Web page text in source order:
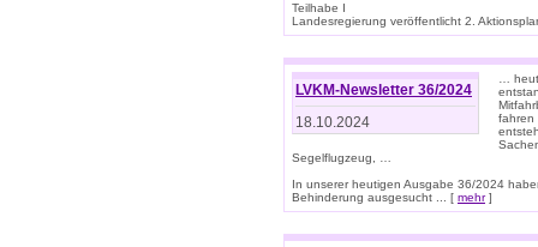
Teilhabe I
Landesregierung veröffentlicht 2.
LVKM-Newsletter 36/2024
18.10.2024
…
fahren
Segelflugzeug, …
In unserer heutigen Ausgabe 36/2024
Behinderung ausgesucht ... [ mehr]